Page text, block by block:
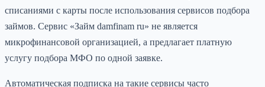
списаниями с карты после использования сервисов подбора
займов. Сервис «Займ damfinam ru» не является
микрофинансовой организацией, а предлагает платную
услугу подбора МФО по одной заявке.
Автоматическая подписка на такие сервисы часто